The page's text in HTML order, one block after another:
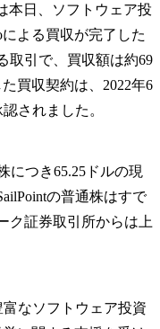
本日、ソフトウェア投
よる買収が完了した
取引で、買収額は約69
買収契約は、2022年6
されました。
につき65.25ドルの現
の普通株はすで
ク証券取引所からは上
なソフトウェア投資